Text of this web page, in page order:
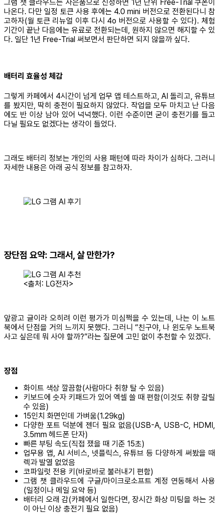
그램 챗 클라우드는 사은품으로 신청하면 1년 단위 Free-Trial 쿠폰이
나온다. 다만 일정 토큰 사용 후에는 4.0 mini 버전으로 전환된다니 참
고하자(월 토큰 리뉴얼 이후 다시 4o 버전으로 사용할 수 있다). 체험
기간이 끝난 다음에는 유료로 전환되는데, 원하지 않으면 해지할 수 있
다. 일단 1년 Free-Trial 써보면서 판단하면 되지 않을까 싶다.
배터리 효율성 체감
그렇게 카페에서 4시간이 넘게 업무 앱 테스트하고, AI 돌리고, 유튜브
를 봤지만, 딱히 충전이 필요하지 않았다. 작업을 모두 마치고 난 다음
에도 반 이상 남아 있어 넉넉했다. 이런 수준이면 굳이 충전기를 들고
다닐 필요도 없겠다는 생각이 들었다.
그래도 배터리 정보는 개인의 사용 패턴에 따라 차이가 심하다. 그러니
자세한 내용은 아래 공식 정보를 참고하자.
장단점 요약: 그래서, 살 만한가?
<출처: LG전자>
앞광고 글이라 오히려 이런 평가가 미심쩍을 수 있는데, 나는 이 노트
북에서 단점을 거의 느끼지 못했다. 그러니 “친구야, 나 윈도우 노트북
사고 싶은데 뭐 사야 할까?”라는 질문에 고민 없이 추천할 수 있겠다.
장점
화이트 색상 깔끔함(사람마다 취향 탈 수 있음)
키보드에 숫자 키패드가 있어 엑셀 쓸 때 편함(이것도 취향 갈릴
수 있음)
15인치 화면인데 가벼움(1.29kg)
다양한 포트 덕분에 젠더 필요 없음(USB-A, USB-C, HDMI,
3.5mm 헤드폰 단자)
빠른 부팅 속도(직접 쟀을 때 기준 15초)
업무용 앱, AI 서비스, 넷플릭스, 유튜브 등 다양하게 써봤을 때
렉과 발열 없었음
코파일럿 전용 키(바로바로 불러내기 편함)
그램 챗 클라우드에 구글/마이크로소프트 계정 연동해서 사용
(일정이나 메일 요약 등)
배터리 오래 감(카페에서 일한다면, 장시간 화상 미팅을 하는 것
이 아닌 이상 충전기 필요 없음)